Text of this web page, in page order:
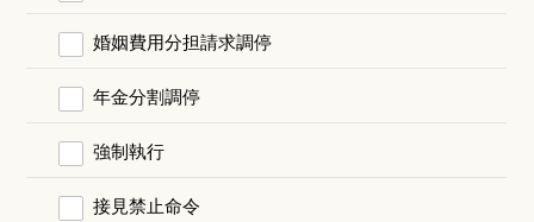
婚姻費用分担請求調停
年金分割調停
強制執行
接見禁止命令